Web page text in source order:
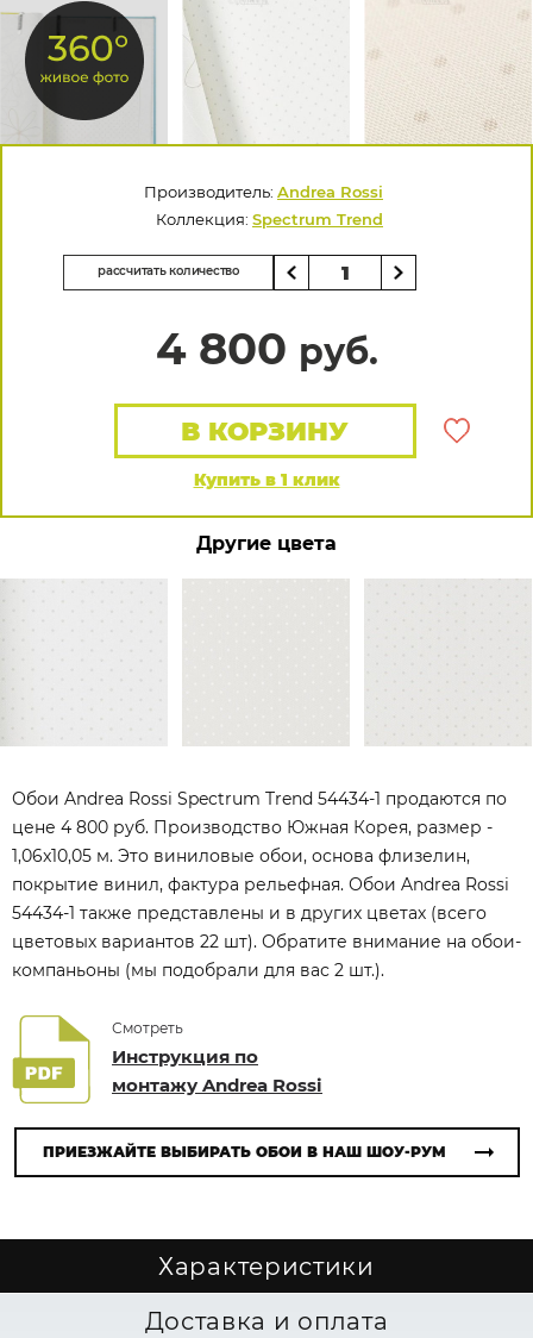
Производитель: Andrea Rossi
Коллекция: Spectrum Trend
рассчитать количество
4 800 руб.
Купить в 1 клик
В КОРЗИНУ
Другие цвета
Обои Andrea Rossi Spectrum Trend 54434-1 продаются по
цене 4 800 руб. Производство Южная Корея, размер -
1,06x10,05 м. Это виниловые обои, основа флизелин,
покрытие винил, фактура рельефная. Обои Andrea Rossi
54434-1 также представлены и в других цветах (всего
цветовых вариантов 22 шт). Обратите внимание на обои-
компаньоны (мы подобрали для вас 2 шт.).
Смотреть
Инструкция по
монтажу Andrea Rossi
ПРИЕЗЖАЙТЕ ВЫБИРАТЬ ОБОИ В НАШ ШОУ-РУМ
Характеристики
Доставка и оплата